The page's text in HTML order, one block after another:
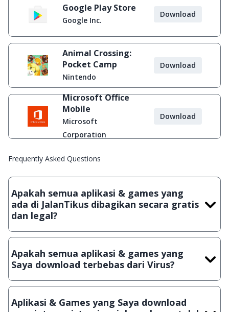
Google Play Store
Google Inc.
Download
Animal Crossing:
Pocket Camp
Nintendo
Download
Microsoft Office
Mobile
Microsoft
Corporation
Download
Frequently Asked Questions
Apakah semua aplikasi & games yang
ada di JalanTikus dibagikan secara gratis
dan legal?
Ya, JalanTikus hanya membagikan aplikasi & games yang
crack, patch atau semacamnya.
Apakah semua aplikasi & games yang
Saya download terbebas dari Virus?
Ya, JalanTikus selalu melakukan scanning dengan 3 jenis
suatu aplikasi atau games, sehingga bisa dijamin 100%
Aplikasi & Games yang Saya download